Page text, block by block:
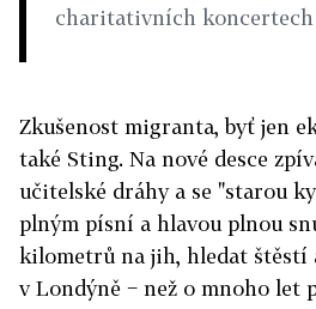
charitativních
Zkušenost migranta, byť jen
také Sting. Na nové desce
učitelské dráhy a se "starou
plným písní a hlavou plnou
kilometrů na jih, hledat štěstí
v Londýně − než o mnoho let